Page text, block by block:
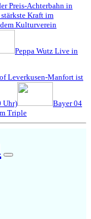
Preis-Achterbahn in
Kraft im
Kulturverein
Peppa Wutz Live in
Leverkusen-Manfort ist
Uhr)
Bayer 04
Triple